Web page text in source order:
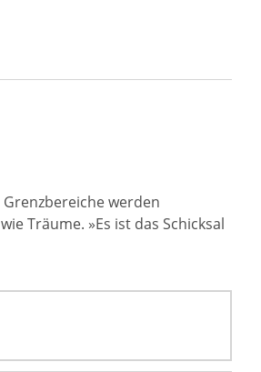
werden
Träume. »Es ist das Schicksal